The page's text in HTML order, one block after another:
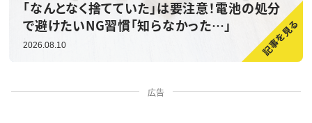
「なんとなく捨てていた」は要注意！電池の処分
で避けたいNG習慣「知らなかった…」
2026.08.10
広告